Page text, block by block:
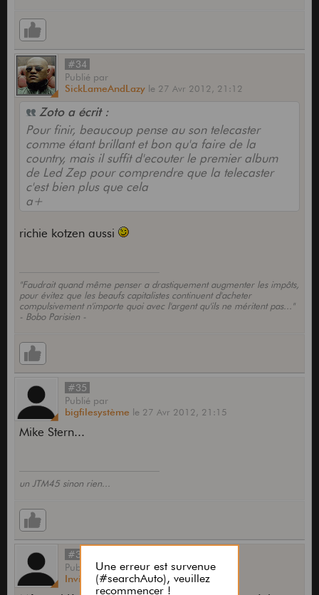
#34
Publié par
SickLameAndLazy le 27 Avr 2012, 21:12
Zoto a écrit :
Pour finir, beaucoup pense au son telecaster
comme étant brillant et bon qu'a faire de la
country, mais il suffit d'ecouter le premier album
de Led Zep pour comprendre que la telecaster
c'est bien plus que cela
a+
richie kotzen aussi
"Faudrait quand même penser a drastiquement augmenter les impôts,
pour évitez que les beaufs capitalistes continuent d'acheter
compulsivement n'importe quoi avec l'argent qu'ils ne méritent pas..."
- Bobo Parisien -
#35
Publié par
bigfilesystème le 27 Avr 2012, 21:15
Mike Stern...
un JTM45 sinon rien...
#36
Publié
par
Invité
le27 Avr 2012,21:22